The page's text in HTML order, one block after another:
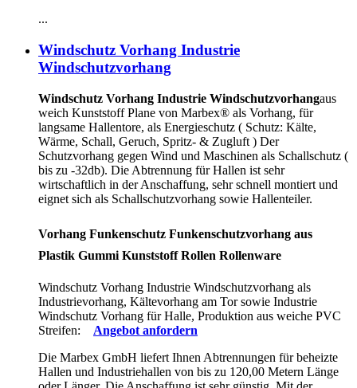
...
Windschutz Vorhang Industrie
Windschutzvorhang
Windschutz Vorhang Industrie Windschutzvorhangaus
weich Kunststoff Plane von Marbex® als Vorhang, für
langsame Hallentore, als Energieschutz ( Schutz: Kälte,
Wärme, Schall, Geruch, Spritz- & Zugluft ) Der
Schutzvorhang gegen Wind und Maschinen als Schallschutz (
bis zu -32db). Die Abtrennung für Hallen ist sehr
wirtschaftlich in der Anschaffung, sehr schnell montiert und
eignet sich als Schallschutzvorhang sowie Hallenteiler.
Vorhang Funkenschutz Funkenschutzvorhang aus
Plastik Gummi Kunststoff Rollen Rollenware
Windschutz Vorhang Industrie Windschutzvorhang als
Industrievorhang, Kältevorhang am Tor sowie Industrie
Windschutz Vorhang für Halle, Produktion aus weiche PVC
Streifen:
Angebot anfordern
Die Marbex GmbH liefert Ihnen Abtrennungen für beheizte
Hallen und Industriehallen von bis zu 120,00 Metern Länge